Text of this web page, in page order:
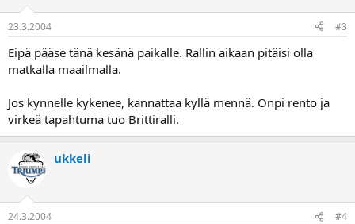
23.3.2004 #3
Eipä pääse tänä kesänä paikalle. Rallin aikaan pitäisi olla
matkalla maailmalla.
Jos kynnelle kykenee, kannattaa kyllä mennä. Onpi rento ja
virkeä tapahtuma tuo Brittiralli.
ukkeli
24.3.2004 #4